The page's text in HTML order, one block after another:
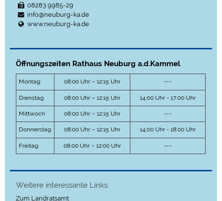
08283 9985-29
info@neuburg-ka.de
www.neuburg-ka.de
Öffnungszeiten Rathaus Neuburg a.d.Kammel
Montag 08:00 Uhr – 12:15 Uhr ---
Dienstag 08:00 Uhr – 12:15 Uhr 14:00 Uhr - 17:00 Uhr
Mittwoch 08:00 Uhr – 12:15 Uhr ---
Donnerstag 08:00 Uhr – 12:15 Uhr 14:00 Uhr - 18:00 Uhr
Freitag 08:00 Uhr – 12:00 Uhr ---
Weitere interessante Links:
Zum Landratsamt